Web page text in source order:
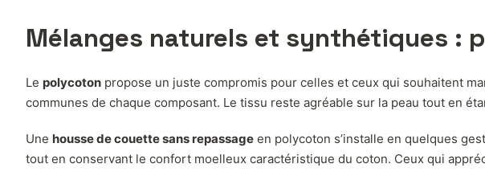
Mélanges naturels et synthétiques :
Le polycoton propose un juste compromis pour celles et ceux qui souhaitent
communes de chaque composant. Le tissu reste agréable sur la peau tout en
Une housse de couette sans repassage en polycoton s’installe en quelques
tout en conservant le confort moelleux caractéristique du coton. Ceux qui